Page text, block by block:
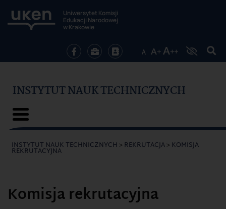
Uniwersytet Komisji
Edukacji Narodowej
w Krakowie
INSTYTUT NAUK TECHNICZNYCH
INSTYTUT NAUK TECHNICZNYCH >REKRUTACJA>KOMISJA
REKRUTACYJNA
Komisja rekrutacyjna